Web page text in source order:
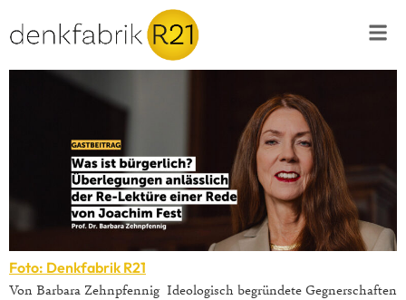
Foto: Denkfabrik R21
Von Barbara Zehnpfennig Ideologisch begründete Gegnerschaften